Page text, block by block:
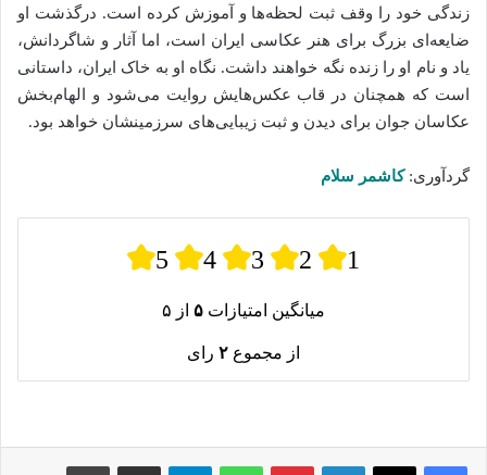
زندگی خود را وقف ثبت لحظه‌ها و آموزش کرده است. درگذشت او
ضایعه‌ای بزرگ برای هنر عکاسی ایران است، اما آثار و شاگردانش،
یاد و نام او را زنده نگه خواهند داشت. نگاه او به خاک ایران، داستانی
است که همچنان در قاب عکس‌هایش روایت می‌شود و الهام‌بخش
عکاسان جوان برای دیدن و ثبت زیبایی‌های سرزمینشان خواهد بود.
گردآوری:کاشمر سلام
5 4 3 2 1
میانگین امتیازات ۵ از ۵
از مجموع ۲ رای
لینکدین پینترستواتس آپ تلگرام اشتراک گذاری از طریق ایمیل چاپ